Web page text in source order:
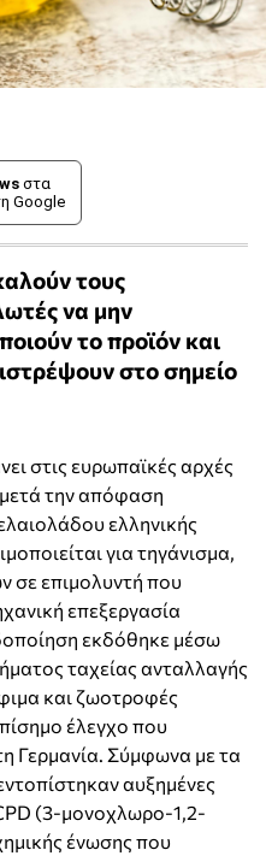
στα
Google
τους
να μην
το προϊόν και
στο σημείο
στις ευρωπαϊκές αρχές
την απόφαση
ελληνικής
για τηγάνισμα,
σε επιμολυντή που
επεξεργασία
εκδόθηκε μέσω
ταχείας ανταλλαγής
και ζωοτροφές
έλεγχο που
Γερμανία. Σύμφωνα με τα
αυξημένες
(3-μονοχλωρο-1,2-
ένωσης που